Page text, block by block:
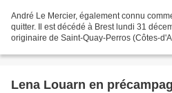
André Le Mercier, également connu
quitter. Il est décédé à Brest lundi 31
originaire de Saint-Quay-Perros (Côtes-
Lena Louarn en